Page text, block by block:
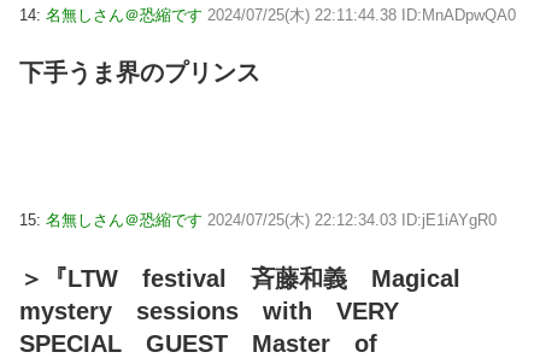
14: 名無しさん＠恐縮です 2024/07/25(木) 22:11:44.38 ID:MnADpwQA0
下手うま界のプリンス
15: 名無しさん＠恐縮です 2024/07/25(木) 22:12:34.03 ID:jE1iAYgR0
＞『LTW festival 斉藤和義 Magical
mystery sessions with VERY
SPECIAL GUEST Master of